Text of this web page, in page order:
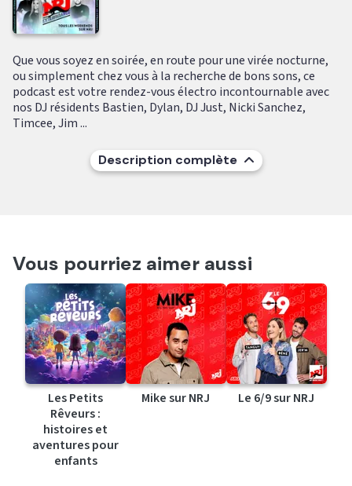
Que vous soyez en soirée, en route pour une virée nocturne,
ou simplement chez vous à la recherche de bons sons, ce
podcast est votre rendez-vous électro incontournable avec
nos DJ résidents Bastien, Dylan, DJ Just, Nicki Sanchez,
Timcee, Jim ...
Description complète
Vous pourriez aimer aussi
Les Petits
Rêveurs :
histoires et
aventures pour
enfants
Mike sur NRJ Le 6/9 sur NRJ